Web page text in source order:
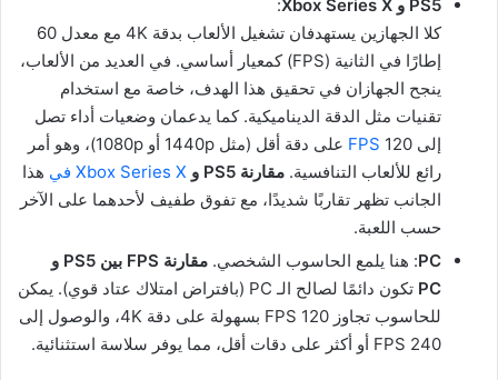
PS5 و Xbox Series X
:
كلا الجهازين يستهدفان تشغيل الألعاب بدقة 4K مع معدل 60
إطارًا في الثانية (FPS) كمعيار أساسي. في العديد من الألعاب،
ينجح الجهازان في تحقيق هذا الهدف، خاصة مع استخدام
تقنيات مثل الدقة الديناميكية. كما يدعمان وضعيات أداء تصل
إلى 120
FPS
على دقة أقل (مثل 1440p أو 1080p)، وهو أمر
رائع للألعاب التنافسية. مقارنة PS5 و Xbox Series X في
هذا
الجانب تظهر تقاربًا شديدًا، مع تفوق طفيف لأحدهما على الآخر
حسب اللعبة.
PC: هنا يلمع الحاسوب الشخصي.
مقارنة FPS بين PS5 و
PC
تكون دائمًا لصالح الـ PC (بافتراض امتلاك عتاد قوي). يمكن
للحاسوب تجاوز 120 FPS بسهولة على دقة 4K، والوصول إلى
240 FPS أو أكثر على دقات أقل، مما يوفر سلاسة استثنائية.